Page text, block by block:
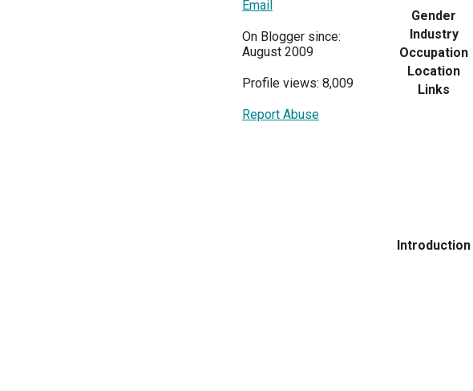
Email
On Blogger since:
August 2009
Profile views: 8,009
Report Abuse
Gender
Industry
Occupation
Location
Links
Introduction